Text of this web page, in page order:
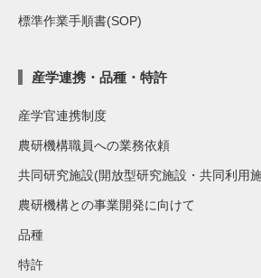
標準作業手順書(SOP)
産学連携・品種・特許
産学官連携制度
農研機構職員への業務依頼
共同研究施設(開放型研究施設・共同利用
農研機構との事業開発に向けて
品種
特許